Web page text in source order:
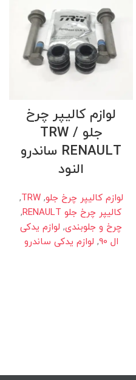
لوازم کالیپر چرخ
جلو TRW /
RENAULT ساندرو
النود
لوازم کالیپر چرخ جلو,
TRW
,
کالیپر چرخ جلو RENAULT
,
چرخ و جلوبندی, لوازم یدکی
ال 90
, لوازم یدکی ساندرو